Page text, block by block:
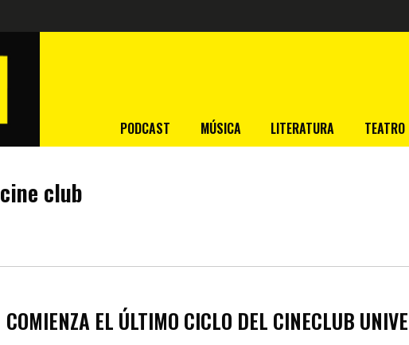
PODCAST MÚSICA LITERATURA TEATRO
cine club
COMIENZA EL ÚLTIMO CICLO DEL CINECLUB